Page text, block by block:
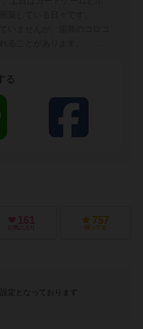
る
161
お気に入り
757
持ってる
定となっております